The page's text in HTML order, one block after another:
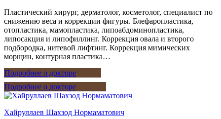
Пластический хирург, дерматолог, косметолог, специалист по
снижению веса и коррекции фигуры. Блефаропластика,
отопластика, мамопластика, липоабдоминопластика,
липосакция и липофиллинг. Коррекция овала и второго
подбородка, нитевой лифтинг. Коррекция мимических
морщин, контурная пластика…
Подробнее о докторе
Подробнее о докторе
Хайруллаев Шахзод Нормаматович